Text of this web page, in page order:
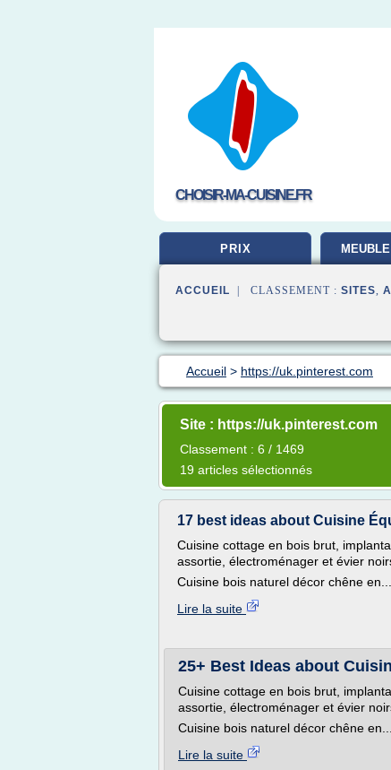
CHOISIR-MA-CUISINE.FR
PRIX
ACCUEIL | CLASSEMENT : SITES,
Accueil > https://uk.pinterest.com
Site : https://uk.pinterest.com
Classement : 6 / 1469
19 articles sélectionnés
17 best ideas about Cuisine
Cuisine cottage en bois brut,
assortie, électroménager et évier
Cuisine bois naturel décor chêne en...
Lire la suite
25+ Best Ideas about
Cuisine cottage en bois brut,
assortie, électroménager et évier
Cuisine bois naturel décor chêne en...
Lire la suite